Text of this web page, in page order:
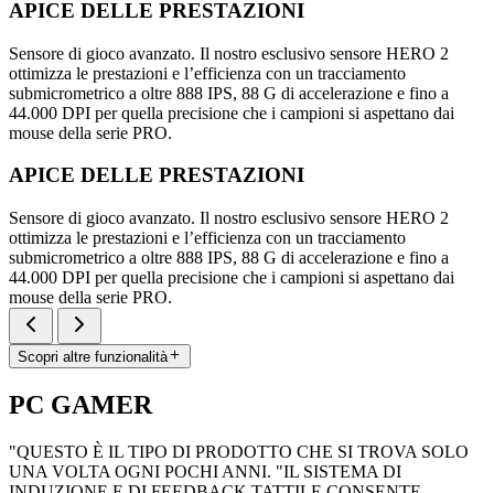
APICE DELLE PRESTAZIONI
Sensore di gioco avanzato. Il nostro esclusivo sensore HERO 2
ottimizza le prestazioni e l’efficienza con un tracciamento
submicrometrico a oltre 888 IPS, 88 G di accelerazione e fino a
44.000 DPI per quella precisione che i campioni si aspettano dai
mouse della serie PRO.
APICE DELLE PRESTAZIONI
Sensore di gioco avanzato. Il nostro esclusivo sensore HERO 2
ottimizza le prestazioni e l’efficienza con un tracciamento
submicrometrico a oltre 888 IPS, 88 G di accelerazione e fino a
44.000 DPI per quella precisione che i campioni si aspettano dai
mouse della serie PRO.
Scopri altre funzionalità
PC GAMER
"QUESTO È IL TIPO DI PRODOTTO CHE SI TROVA SOLO
UNA VOLTA OGNI POCHI ANNI. "IL SISTEMA DI